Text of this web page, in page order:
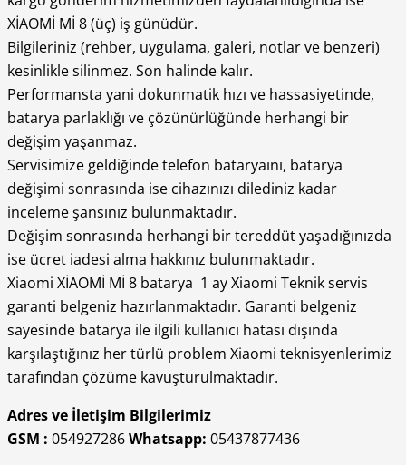
XİAOMİ Mİ 8 (üç) iş günüdür.
Bilgileriniz (rehber, uygulama, galeri, notlar ve benzeri)
kesinlikle silinmez. Son halinde kalır.
Performansta yani dokunmatik hızı ve hassasiyetinde,
batarya parlaklığı ve çözünürlüğünde herhangi bir
değişim yaşanmaz.
Servisimize geldiğinde telefon bataryaını, batarya
değişimi sonrasında ise cihazınızı dilediniz kadar
inceleme şansınız bulunmaktadır.
Değişim sonrasında herhangi bir tereddüt yaşadığınızda
ise ücret iadesi alma hakkınız bulunmaktadır.
Xiaomi XİAOMİ Mİ 8 batarya 1 ay Xiaomi Teknik servis
garanti belgeniz hazırlanmaktadır. Garanti belgeniz
sayesinde batarya ile ilgili kullanıcı hatası dışında
karşılaştığınız her türlü problem Xiaomi teknisyenlerimiz
tarafından çözüme kavuşturulmaktadır.
Adres ve İletişim Bilgilerimiz
GSM : 054927286Whatsapp: 05437877436